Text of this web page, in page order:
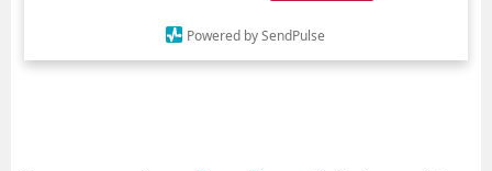
Powered by SendPulse